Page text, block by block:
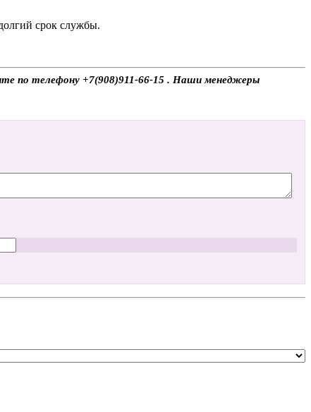
срок службы.
по телефону +7(908)911-66-15 . Наши менеджеры